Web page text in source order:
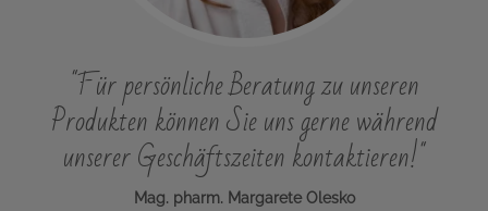
"Für persönliche Beratung zu unseren
Produkten können Sie uns gerne während
unserer Geschäftszeiten kontaktieren!"
Mag. pharm. Margarete Olesko